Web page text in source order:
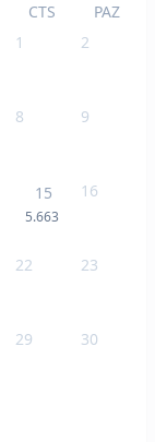
CTS
PAZ
1
2
8 9
15
5.663
16
22 23
29 30